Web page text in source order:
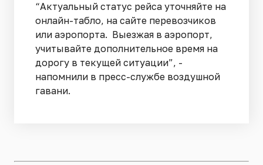
“Актуальный статус рейса уточняйте на
онлайн-табло, на сайте перевозчиков
или аэропорта. Выезжая в аэропорт,
учитывайте дополнительное время на
дорогу в текущей ситуации”, -
напомнили в пресс-службе воздушной
гавани.